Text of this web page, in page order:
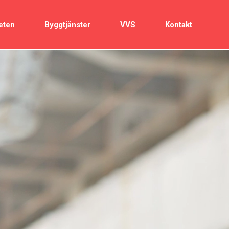
Byggtjänster VVS Kontakt